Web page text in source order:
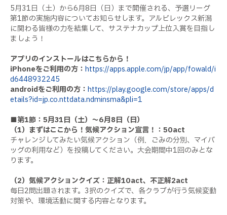
5月31日（土）から6月8日（日）まで開催される、予選リーグ
第1節の実施内容についてお知らせします。アルビレックス新潟
に関わる皆様の力を結集して、サステナカップ上位入賞を目指し
ましょう！
アプリのインストールはこちらから！
iPhoneをご利用の方： https://apps.apple.com/jp/app/fowald/i
d6448932245
androidをご利用の方： https://play.google.com/store/apps/d
etails?id=jp.co.nttdata.ndminsma&pli=1
■第1節：5月31日（土）～6月8日（日）
（1）まずはここから！気候アクション宣言！：50act
チャレンジしてみたい気候アクション（例．ごみの分別、マイバ
ッグの利用など）を投稿してください。大会期間中1回のみとな
ります。
（2）気候アクションクイズ：正解10act、不正解2act
毎日2問出題されます。3択のクイズで、各クラブが行う気候変動
対策や、環境活動に関する内容となります。